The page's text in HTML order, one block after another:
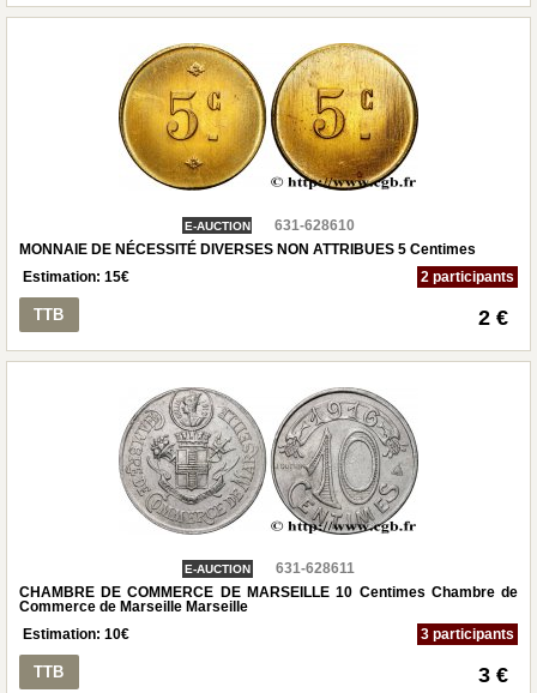
E-AUCTION
631-628610
MONNAIE DE NÉCESSITÉ DIVERSES NON ATTRIBUES 5 Centimes
Estimation: 15€ 2 participants
TTB 2 €
E-AUCTION
631-628611
CHAMBRE DE COMMERCE DE MARSEILLE 10 Centimes Chambre de
Commerce de Marseille Marseille
Estimation: 10€ 3 participants
TTB 3 €